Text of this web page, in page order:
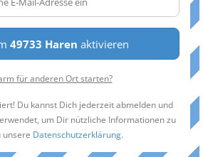
49733 Haren aktivieren
für anderen Ort starten?
Du kannst Dich jederzeit abmelden und
um Dir nützliche Informationen zu
unsere Datenschutzerklärung.